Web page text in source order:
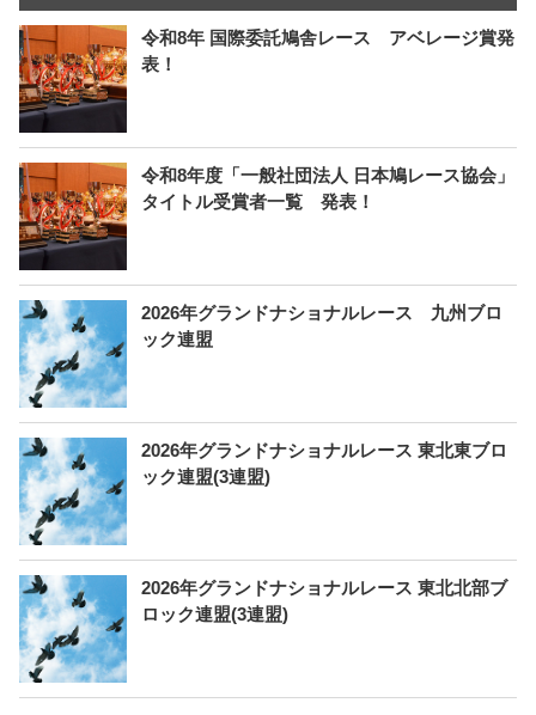
令和8年 国際委託鳩舎レース アベレージ賞発
表！
令和8年度「一般社団法人 日本鳩レース協会」
タイトル受賞者一覧 発表！
2026年グランドナショナルレース 九州ブロ
ック連盟
2026年グランドナショナルレース 東北東ブロ
ック連盟(3連盟)
2026年グランドナショナルレース 東北北部ブ
ロック連盟(3連盟)